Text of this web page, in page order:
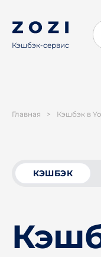
Кэшбэк-сервис
Главная > Кэшбэк в
КЭШБЭК